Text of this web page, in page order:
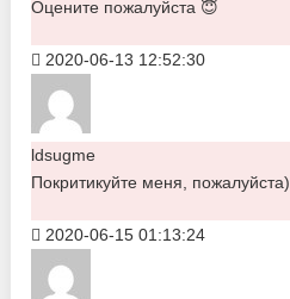
Оцените пожалуйста 😇
2020-06-13 12:52:30
ldsugme
Покритикуйте меня, пожалуйста)
2020-06-15 01:13:24